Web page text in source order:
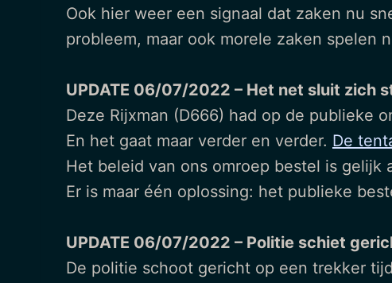
Ook hier weer een signaal dat zaken nu
probleem, maar ook morele zaken spelen
UPDATE 06/07/2022 – Het net sluit zich
Deze Rijxman (D666) had op de publieke
En het gaat maar verder en verder. De
Het beleid van ons omroep bestel is gelijk
Er is maar één oplossing: het publieke
UPDATE 06/07/2022 – Politie schiet
De politie schoot gericht op een trekker